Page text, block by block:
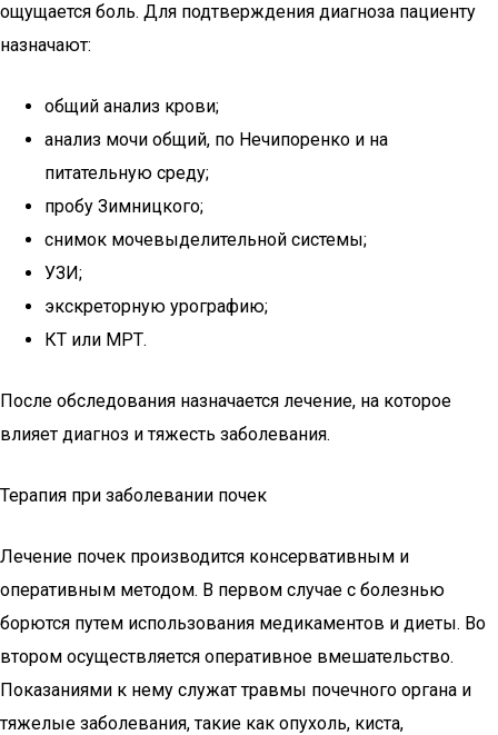
ощущается боль. Для подтверждения диагноза пациенту
назначают:
общий анализ крови;
анализ мочи общий, по Нечипоренко и на
питательную среду;
пробу Зимницкого;
снимок мочевыделительной системы;
УЗИ;
экскреторную урографию;
КТ или МРТ.
После обследования назначается лечение, на которое
влияет диагноз и тяжесть заболевания.
Терапия при заболевании почек
Лечение почек производится консервативным и
оперативным методом. В первом случае с болезнью
борются путем использования медикаментов и диеты. Во
втором осуществляется оперативное вмешательство.
Показаниями к нему служат травмы почечного органа и
тяжелые заболевания, такие как опухоль, киста,